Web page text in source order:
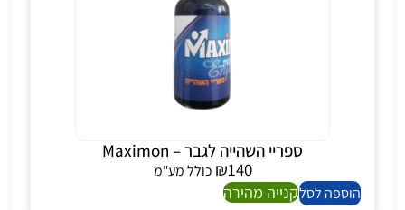
ספריי השהייה לגבר – Maximon
₪140
כולל מע"מ
הוספה לסלקנייה מהירה